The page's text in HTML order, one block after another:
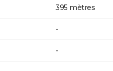
395 mètres
-
-